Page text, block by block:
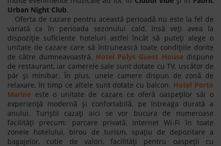
Urban Night Club.
Oferta de cazare pentru această perioadă nu este la fel de
variată ca în perioada sezonului cald, însă veți avea la
dispoziție suficiente hoteluri astfel încât să puteți alege o
unitate de cazare care să întrunească toate condițiile dorite
de către dumneavoastră. Hotel Polys Guest House dispune
de restaurant, iar camerele sale sunt dotate cu TV, uscător de
păr și minibar. În plus, unele camere dispun de zonă de
relaxare, în timp ce altele sunt dotate cu balcon. Hotel Porto
Marine este o unitate de cazare ce oferă oaspeților săi o
experiență modernă și confortabilă, pe întreaga durată a
anului. Turiștii cazați aici se vor bucura de numeroase
facilități precum: parcare privată, internet Wi-Fi în toate
zonele hotelului, birou de turism, spațiu de depozitare a
bagajelor, cutie de valori, facilități pentru oaspeții cu